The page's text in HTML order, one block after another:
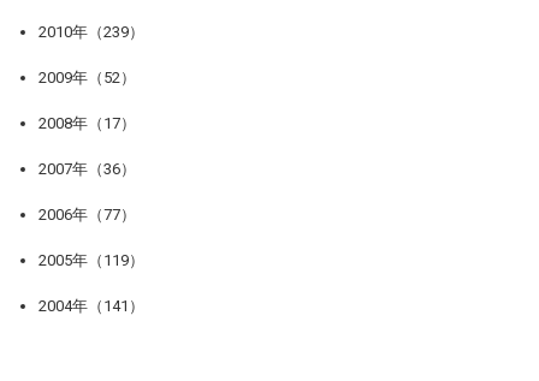
2010年（239）
2009年（52）
2008年（17）
2007年（36）
2006年（77）
2005年（119）
2004年（141）